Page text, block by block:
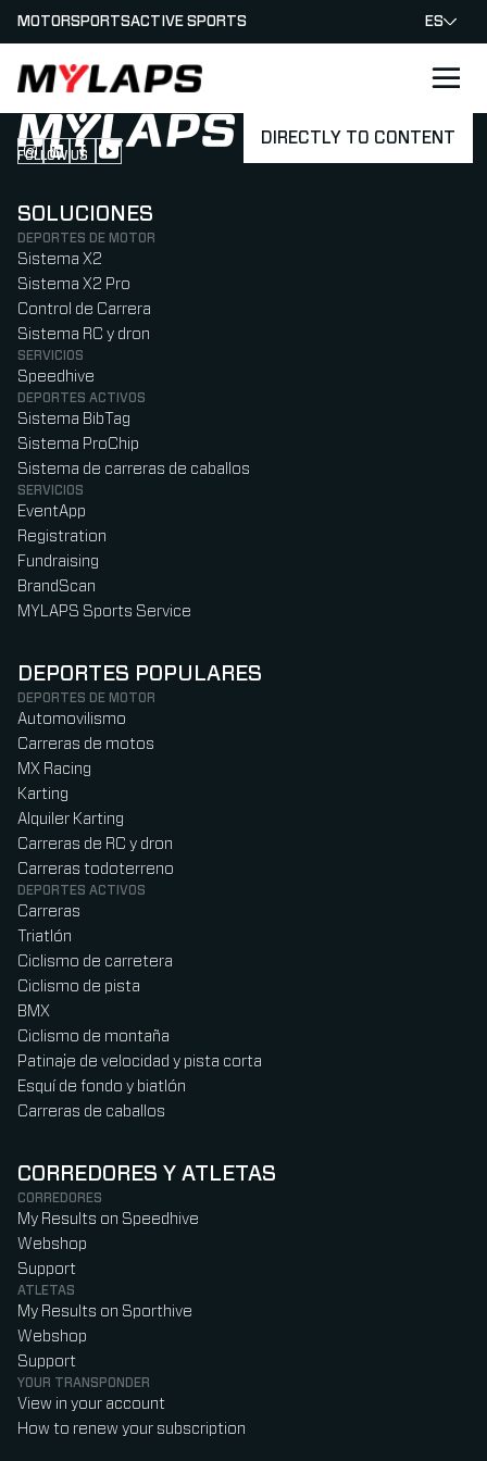
DIRECTLY TO CONTENT
LOGO MYLAPS - ESPANA
MOTORSPORTSACTIVE SPORTS ES
FOLLOW US
Follow us on Instagram (Opens in new tab)
Follow us on LinkedIn (Opens in new tab)
Follow us on Facebook (Opens in new tab)
Follow us on YouTube (Opens in new tab)
SOLUCIONES
DEPORTES DE MOTOR
Sistema X2
Sistema X2 Pro
Control de Carrera
Sistema RC y dron
SERVICIOS
Speedhive
DEPORTES ACTIVOS
Sistema BibTag
Sistema ProChip
Sistema de carreras de caballos
SERVICIOS
EventApp
Registration
Fundraising
BrandScan
MYLAPS Sports Service
DEPORTES POPULARES
DEPORTES DE MOTOR
Automovilismo
Carreras de motos
MX Racing
Karting
Alquiler Karting
Carreras de RC y dron
Carreras todoterreno
DEPORTES ACTIVOS
Carreras
Triatlón
Ciclismo de carretera
Ciclismo de pista
BMX
Ciclismo de montaña
Patinaje de velocidad y pista corta
Esquí de fondo y biatlón
Carreras de caballos
CORREDORES Y ATLETAS
CORREDORES
My Results on Speedhive
Webshop
Support
ATLETAS
My Results on Sporthive
Webshop
Support
YOUR TRANSPONDER
View in your account
How to renew your subscription